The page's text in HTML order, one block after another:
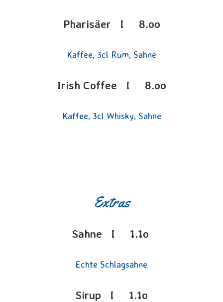
Pharisäer I 8.oo
Kaffee, 3cl Rum, Sahne
Irish Coffee I 8.oo
Kaffee, 3cl Whisky, Sahne
Extras
Sahne I 1.1o
Echte Schlagsahne
Sirup I 1.1o